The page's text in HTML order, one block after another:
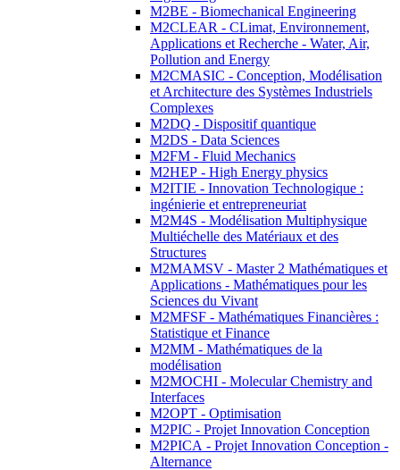
M2BE - Biomechanical Engineering
M2CLEAR - CLimat, Environnement,
Applications et Recherche - Water, Air,
Pollution and Energy
M2CMASIC - Conception, Modélisation
et Architecture des Systèmes Industriels
Complexes
M2DQ - Dispositif quantique
M2DS - Data Sciences
M2FM - Fluid Mechanics
M2HEP - High Energy physics
M2ITIE - Innovation Technologique :
ingénierie et entrepreneuriat
M2M4S - Modélisation Multiphysique
Multiéchelle des Matériaux et des
Structures
M2MAMSV - Master 2 Mathématiques et
Applications - Mathématiques pour les
Sciences du Vivant
M2MFSF - Mathématiques Financières :
Statistique et Finance
M2MM - Mathématiques de la
modélisation
M2MOCHI - Molecular Chemistry and
Interfaces
M2OPT - Optimisation
M2PIC - Projet Innovation Conception
M2PICA - Projet Innovation Conception -
Alternance